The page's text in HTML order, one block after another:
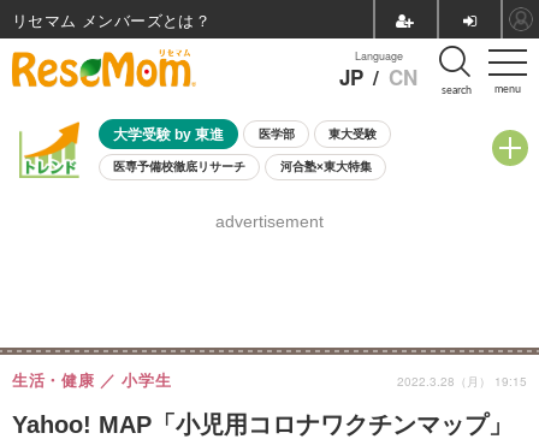
menu
Language
JP / CN search
大学受験 by 東進 医学部 東大受験
医専予備校徹底リサーチ 河合塾×東大特集
8月開催学校説明会・相談会
advertisement
Yahoo! MAP「小児用コロナワクチンマップ」
生活・健康 小学生 2022.3.28（月） 19:15
リセマム メンバーズ